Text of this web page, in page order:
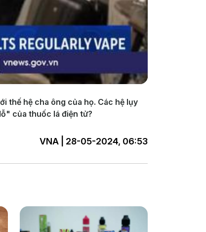
thế hệ cha ông của họ. Các hệ lụy
của thuốc lá điện tử?
VNA | 28-05-2024, 06:53